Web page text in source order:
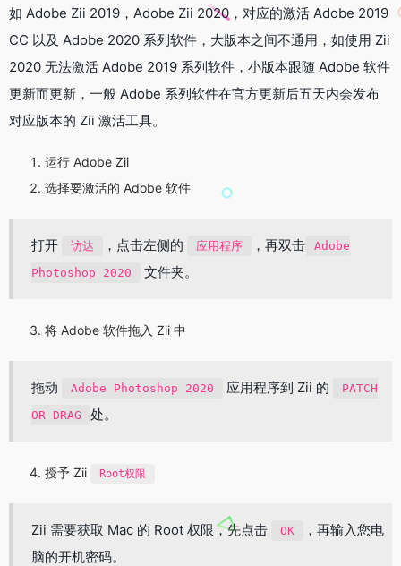
如 Adobe Zii 2019，Adobe Zii 2020，对应的激活 Adobe 2019
CC 以及 Adobe 2020 系列软件，大版本之间不通用，如使用 Zii
2020 无法激活 Adobe 2019 系列软件，小版本跟随 Adobe 软件
更新而更新，一般 Adobe 系列软件在官方更新后五天内会发布
对应版本的 Zii 激活工具。
运行 Adobe Zii
选择要激活的 Adobe 软件
打开 访达 ，点击左侧的 应用程序 ，再双击
Adobe
Photoshop 2020
文件夹。
将 Adobe 软件拖入 Zii 中
拖动 Adobe Photoshop 2020 应用程序到 Zii 的
PATCH
OR DRAG
处。
授予 Zii Root权限
Zii 需要获取 Mac 的 Root 权限，先点击 OK
，再输入您电
脑的开机密码。